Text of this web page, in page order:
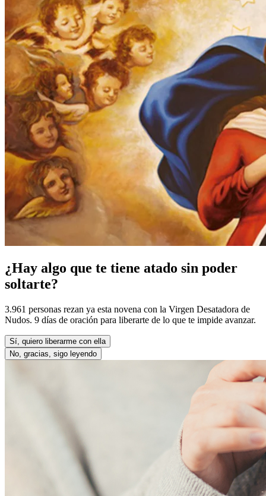
¿Hay algo que te tiene atado sin poder
soltarte?
3.961 personas rezan ya esta novena con la Virgen Desatadora de
Nudos. 9 días de oración para liberarte de lo que te impide avanzar.
Sí, quiero liberarme con ella
No, gracias, sigo leyendo